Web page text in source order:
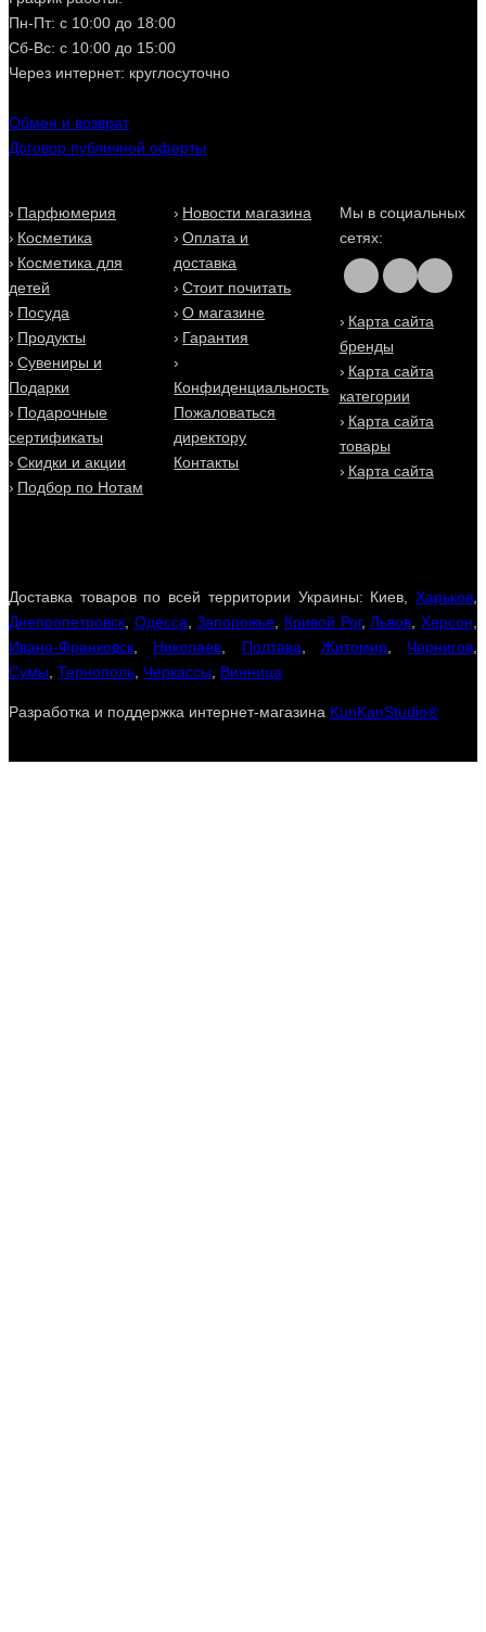
наличии есть все представленные ароматы Jivago -
pour Femme, Millenium Hope Pour Femme
24K Gold
оригинальная парфюмерия и косметика Jivago на Eau De
Киеве легко и просто в 2 клика - доставка для Вас будет
быстрой, выгодной и удобной!
Пн-Пт: с 10:00 до 18:00
Сб-Вс: с 10:00 до 15:00
Через интернет: круглосуточно
Обмен и возврат
Договор публичной оферты
Парфюмерия
Косметика
Косметика для
детей
Посуда
Продукты
Сувениры и
Подарки
Подарочные
сертификаты
Скидки и акции
Подбор по Нотам
Новости магазина
Оплата и
доставка
Стоит почитать
О магазине
Гарантия
Конфиденциальность
Пожаловаться
директору
Контакты
Мы в социальных
сетях:
Карта сайта
бренды
Карта сайта
категории
Карта сайта
товары
Карта сайта
Доставка товаров по всей территории Украины: Киев, Харьков
Днепропетровск Одесса ,Запорожье Кривой Рог,Львов ,Херсон
Ивано-Франковск
Николаев Полтава Житомир, Чернигов
Сумы Тернополь Черкассы Винница
Разработка и поддержка интернет-магазина KunKanStudio®